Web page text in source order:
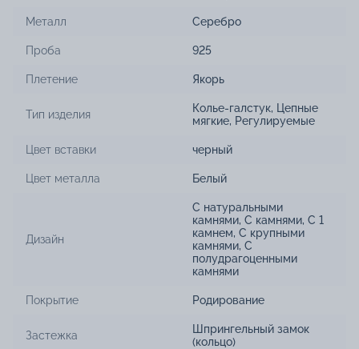
Металл Серебро
Проба 925
Плетение Якорь
Тип изделия Колье-галстук, Цепные
мягкие, Регулируемые
Цвет вставки черный
Цвет металла Белый
Дизайн
С натуральными
камнями, С камнями, С 1
камнем, С крупными
камнями, С
полудрагоценными
камнями
Покрытие Родирование
Застежка
Шпрингельный замок
(кольцо)